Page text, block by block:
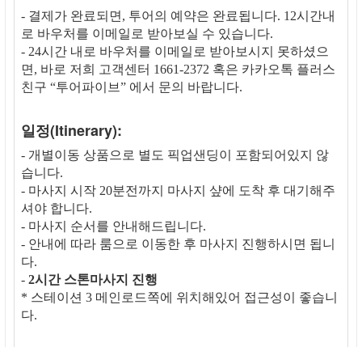
- 결제가 완료되면, 투어의 예약은 완료됩니다. 12시간내
로 바우처를 이메일로 받아보실 수 있습니다.
- 24시간 내로 바우처를 이메일로 받아보시지 못하셨으
면, 바로 저희 고객센터 1661-2372 혹은 카카오톡 플러스
친구 “투어파이브” 에서 문의 바랍니다.
일정(Itinerary):
- 개별이동 상품으로 별도 픽업샌딩이 포함되어있지 않
습니다.
- 마사지 시작 20분전까지 마사지 샾에 도착 후 대기해주
셔야 합니다.
- 마사지 순서를 안내해드립니다.
- 안내에 따라 룸으로 이동한 후 마사지 진행하시면 됩니
다.
- 2시간 스톤마사지 진행
* 스테이션 3 메인로드쪽에 위치해있어 접근성이 좋습니
다.